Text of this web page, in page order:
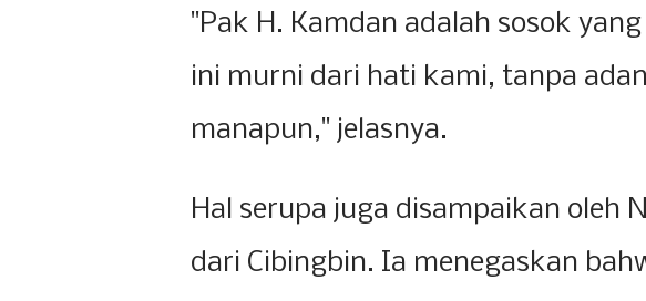
"Pak H. Kamdan adalah sosok
ini murni dari hati kami, tanpa
manapun," jelasnya.
Hal serupa juga disampaikan oleh
dari Cibingbin. Ia menegaskan